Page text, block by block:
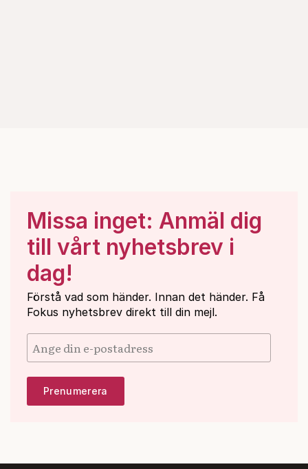
Missa inget: Anmäl dig
till vårt nyhetsbrev i
dag!
Förstå vad som händer. Innan det händer. Få
Fokus nyhetsbrev direkt till din mejl.